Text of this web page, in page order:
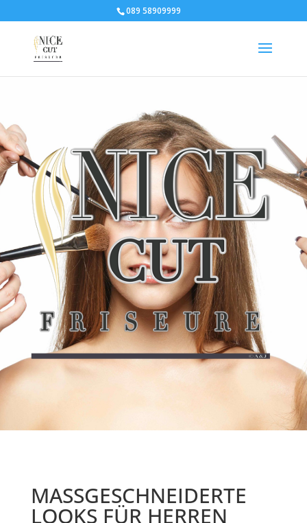
089 58909999
MASSGESCHNEIDERTE
LOOKS FÜR HERREN